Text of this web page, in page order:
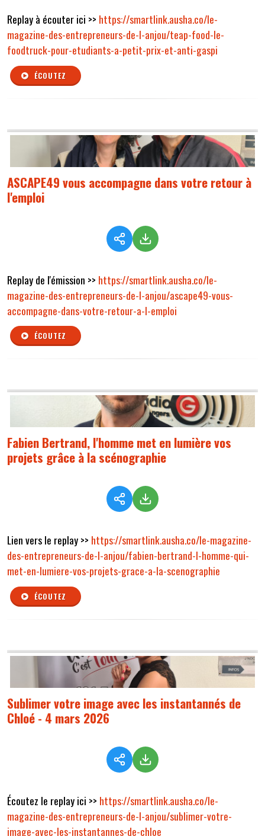
Replay à écouter ici >> https://smartlink.ausha.co/le-
magazine-des-entrepreneurs-de-l-anjou/teap-food-le-
foodtruck-pour-etudiants-a-petit-prix-et-anti-gaspi
ÉCOUTEZ
ASCAPE49 vous accompagne dans votre retour à
l'emploi
Replay de l'émission >> https://smartlink.ausha.co/le-
magazine-des-entrepreneurs-de-l-anjou/ascape49-vous-
accompagne-dans-votre-retour-a-l-emploi
ÉCOUTEZ
Fabien Bertrand, l'homme met en lumière vos
projets grâce à la scénographie
Lien vers le replay >> https://smartlink.ausha.co/le-magazine-
des-entrepreneurs-de-l-anjou/fabien-bertrand-l-homme-qui-
met-en-lumiere-vos-projets-grace-a-la-scenographie
ÉCOUTEZ
Sublimer votre image avec les instantannés de
Chloé - 4 mars 2026
Écoutez le replay ici >> https://smartlink.ausha.co/le-
magazine-des-entrepreneurs-de-l-anjou/sublimer-votre-
image-avec-les-instantannes-de-chloe